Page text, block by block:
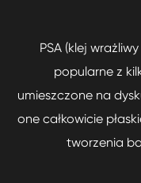
PSA (klej
popularne z
umieszczone na
one całkowicie
tworzenia